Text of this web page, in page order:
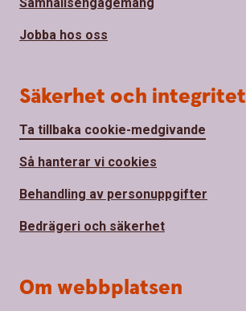
Jobba hos oss
Säkerhet och integritet
Ta tillbaka cookie-medgivande
Så hanterar vi cookies
Behandling av personuppgifter
Bedrägeri och säkerhet
Om webbplatsen